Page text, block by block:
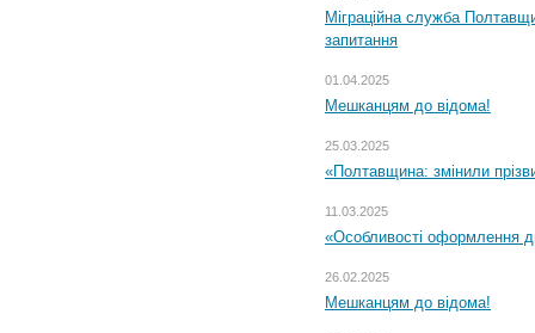
Міграційна служба
запитання
01.04.2025
Мешканцям до відома!
25.03.2025
«Полтавщина: змінили
11.03.2025
«Особливості оформлення
26.02.2025
Мешканцям до відома!